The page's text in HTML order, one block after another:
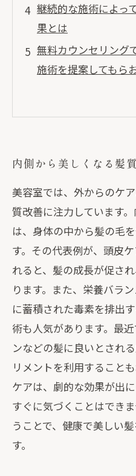
継続的な施術によっ
果とは
無料カウンセリング
施術を提案してもら
内側から美しくなる髪
美容室では、外からのケ
質改善に注力しています
は、身体の中から髪の毛
す。その代表例が、頭皮
れると、髪の成長が促さ
ります。また、栄養バラ
に蓄積された毒素を排出
術も人気があります。最
ンなどの髪に良いとされ
リメントを利用すること
ケアは、劇的な効果が出
すぐに気づくことはでき
うことで、健康で美しい
す。